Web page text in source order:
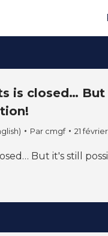
is closed…
Par cmgf 21
But it's still